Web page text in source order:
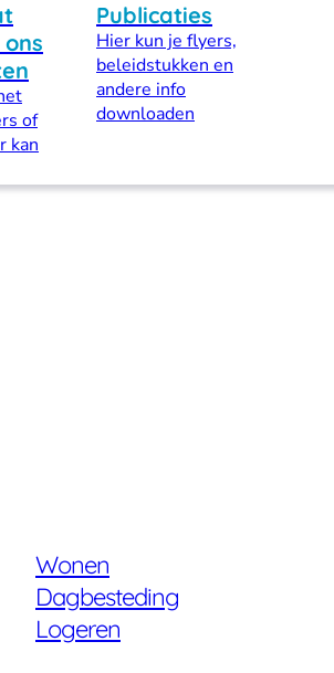
of
kan
Publicaties
Hier kun je flyers,
beleidstukken en
andere info
downloaden
Wonen
Dagbesteding
Logeren